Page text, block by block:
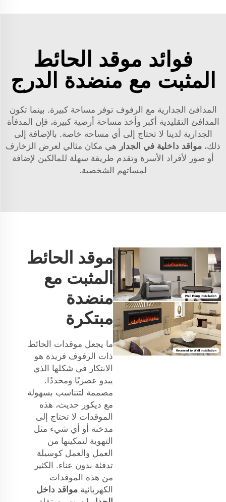
فوائد موقد الحائط
المثبت مع منضدة الدرج
المدافئ الجدارية مع الرفوف توفر مساحة كبيرة. بينما تكون
المدافئ التقليدية أكبر وأخذ مساحة أرضية كبيرة، فإن المدفأة
الجدارية لدينا لا تحتاج إلى أي مساحة خاصة. بالإضافة إلى
ذلك، مواقد داخلية في الجدار هي مكان مثالي لعرض الزخارف
أو صور لأفراد الأسرة وتقدم طريقة سهلة للمالكين لإضافة
لمساتهم الشخصية.
موقد الحائط
المثبت مع
منضدة
مبتكرة
ما يجعل موقدات الحائط
ذات الرفوف فريدة هو
الابتكار في شكلها الذي
يبدو عصريًا ومحددًا.
مصممة لتتناسب بسهولة
مع ديكور حديث، هذه
الموقدات لا تحتاج إلى
مدخنة أو أي شيء مثل
التهوية لتمكينها من
العمل والعمل كوسيلة
تدفئة بدون عناء. الكثير
من هذه الموقدات
الكهربائية مواقد داخل